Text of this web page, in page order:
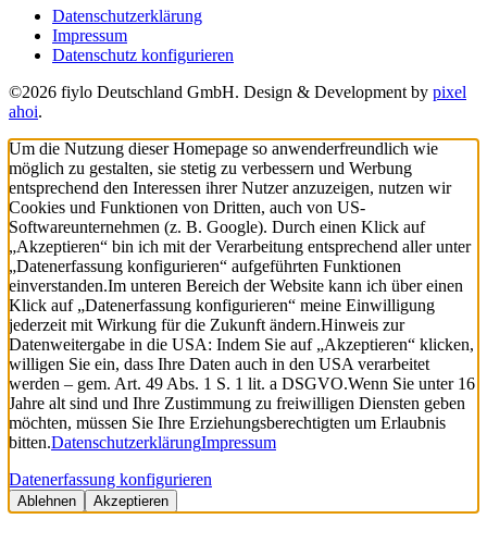
Datenschutzerklärung
Impressum
Datenschutz konfigurieren
©2026 fiylo Deutschland GmbH. Design & Development by pixel
ahoi.
Um die Nutzung dieser Homepage so anwenderfreundlich wie
möglich zu gestalten, sie stetig zu verbessern und Werbung
entsprechend den Interessen ihrer Nutzer anzuzeigen, nutzen wir
Cookies und Funktionen von Dritten, auch von US-
Softwareunternehmen (z. B. Google). Durch einen Klick auf
„Akzeptieren“ bin ich mit der Verarbeitung entsprechend aller unter
„Datenerfassung konfigurieren“ aufgeführten Funktionen
einverstanden.Im unteren Bereich der Website kann ich über einen
Klick auf „Datenerfassung konfigurieren“ meine Einwilligung
jederzeit mit Wirkung für die Zukunft ändern.Hinweis zur
Datenweitergabe in die USA: Indem Sie auf „Akzeptieren“ klicken,
willigen Sie ein, dass Ihre Daten auch in den USA verarbeitet
werden – gem. Art. 49 Abs. 1 S. 1 lit. a DSGVO.Wenn Sie unter 16
Jahre alt sind und Ihre Zustimmung zu freiwilligen Diensten geben
möchten, müssen Sie Ihre Erziehungsberechtigten um Erlaubnis
bitten.DatenschutzerklärungImpressum
Datenerfassung konfigurieren
Ablehnen Akzeptieren